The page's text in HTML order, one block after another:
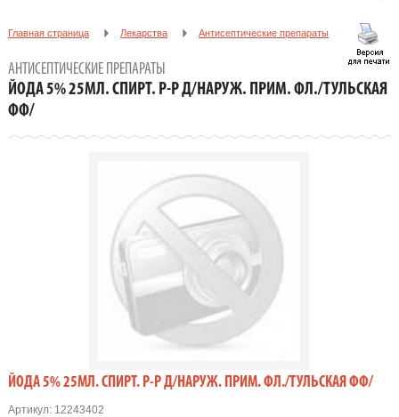
Главная страница Лекарства Антисептические препараты
АНТИСЕПТИЧЕСКИЕ ПРЕПАРАТЫ
ЙОДА 5% 25МЛ. СПИРТ. Р-Р Д/НАРУЖ. ПРИМ. ФЛ./ТУЛЬСКАЯ
ФФ/
ЙОДА 5% 25МЛ. СПИРТ. Р-Р Д/НАРУЖ. ПРИМ. ФЛ./ТУЛЬСКАЯ ФФ/
Артикул:12243402